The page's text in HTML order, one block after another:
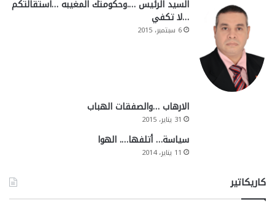
السيد الرئيس ….وحكومتك المغيبه …استقالتكم
…لا تكفي
6 سبتمبر، 2015
الارهاب …والصفقات الهباب
31 يناير، 2015
سياسة… أتلفها…. الهوا
11 يناير، 2014
كاريكاتير